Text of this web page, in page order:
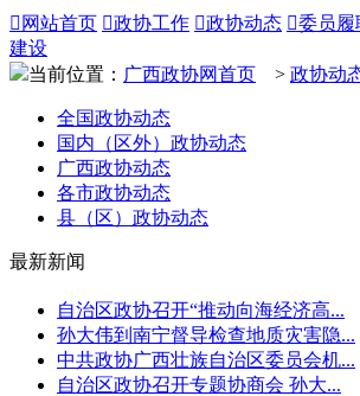
 网站首页 政协工作 政协动态 委员履
建设
当前位置： 广西政协网首页 > 政协动
全国政协动态
国内（区外）政协动态
广西政协动态
各市政协动态
县（区）政协动态
最新新闻
自治区政协召开“推动向海经济高...
孙大伟到南宁督导检查地质灾害隐...
中共政协广西壮族自治区委员会机...
自治区政协召开专题协商会 孙大...